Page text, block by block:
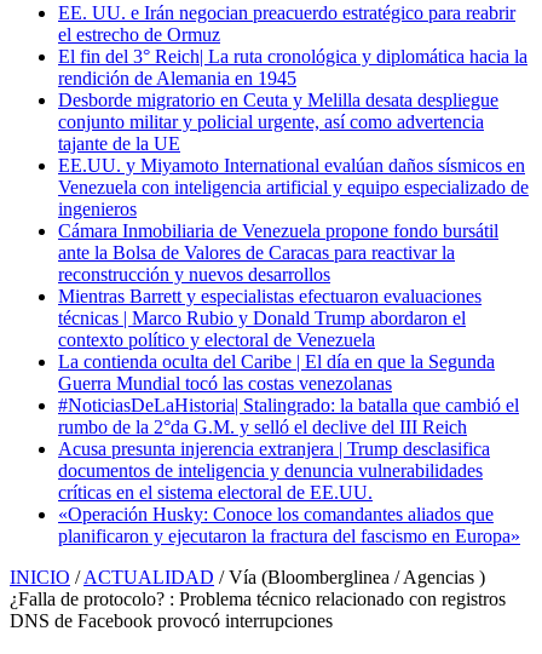
EE. UU. e Irán negocian preacuerdo estratégico para reabrir
el estrecho de Ormuz
El fin del 3° Reich| La ruta cronológica y diplomática hacia la
rendición de Alemania en 1945
Desborde migratorio en Ceuta y Melilla desata despliegue
conjunto militar y policial urgente, así como advertencia
tajante de la UE
EE.UU. y Miyamoto International evalúan daños sísmicos en
Venezuela con inteligencia artificial y equipo especializado de
ingenieros
Cámara Inmobiliaria de Venezuela propone fondo bursátil
ante la Bolsa de Valores de Caracas para reactivar la
reconstrucción y nuevos desarrollos
Mientras Barrett y especialistas efectuaron evaluaciones
técnicas | Marco Rubio y Donald Trump abordaron el
contexto político y electoral de Venezuela
La contienda oculta del Caribe | El día en que la Segunda
Guerra Mundial tocó las costas venezolanas
#NoticiasDeLaHistoria| Stalingrado: la batalla que cambió el
rumbo de la 2°da G.M. y selló el declive del III Reich
Acusa presunta injerencia extranjera | Trump desclasifica
documentos de inteligencia y denuncia vulnerabilidades
críticas en el sistema electoral de EE.UU.
«Operación Husky: Conoce los comandantes aliados que
planificaron y ejecutaron la fractura del fascismo en Europa»
INICIO / ACTUALIDAD / Vía (Bloomberglinea / Agencias )
¿Falla de protocolo? : Problema técnico relacionado con registros
DNS de Facebook provocó interrupciones